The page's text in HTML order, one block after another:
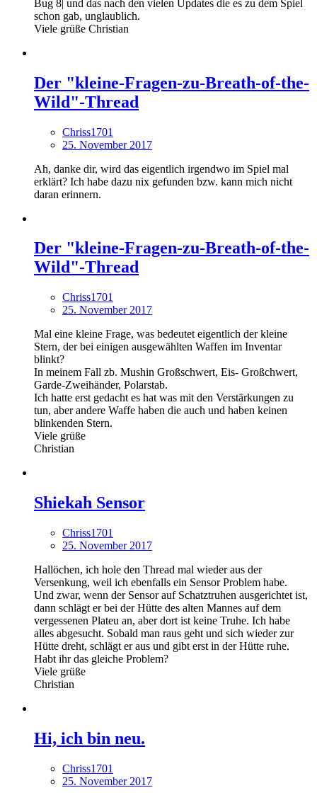
Bug 8| und das nach den vielen Updates die es zu dem Spiel
schon gab, unglaublich.
Viele grüße Christian
Der "kleine-Fragen-zu-Breath-of-the-
Wild"-Thread
Chriss1701
25. November 2017
Ah, danke dir, wird das eigentlich irgendwo im Spiel mal
erklärt? Ich habe dazu nix gefunden bzw. kann mich nicht
daran erinnern.
Der "kleine-Fragen-zu-Breath-of-the-
Wild"-Thread
Chriss1701
25. November 2017
Mal eine kleine Frage, was bedeutet eigentlich der kleine
Stern, der bei einigen ausgewählten Waffen im Inventar
blinkt?
In meinem Fall zb. Mushin Großschwert, Eis- Großchwert,
Garde-Zweihänder, Polarstab.
Ich hatte erst gedacht es hat was mit den Verstärkungen zu
tun, aber andere Waffe haben die auch und haben keinen
blinkenden Stern.
Viele grüße
Christian
Shiekah Sensor
Chriss1701
25. November 2017
Hallöchen, ich hole den Thread mal wieder aus der
Versenkung, weil ich ebenfalls ein Sensor Problem habe.
Und zwar, wenn der Sensor auf Schatztruhen ausgerichtet ist,
dann schlägt er bei der Hütte des alten Mannes auf dem
vergessenen Plateu an, aber dort ist keine Truhe. Ich habe
alles abgesucht. Sobald man raus geht und sich wieder zur
Hütte dreht, schlägt er aus und gibt erst in der Hütte ruhe.
Habt ihr das gleiche Problem?
Viele grüße
Christian
Hi, ich bin neu.
Chriss1701
25. November 2017